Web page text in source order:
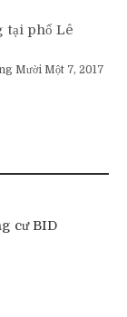
tại phố Lê
Mười Một 7, 2017
cư BID